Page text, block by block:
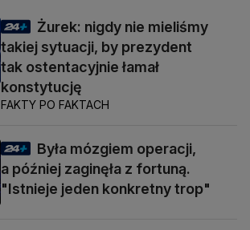
Żurek: nigdy nie mieliśmy
takiej sytuacji, by prezydent
tak ostentacyjnie łamał
konstytucję
FAKTY PO FAKTACH
Była mózgiem operacji,
a później zaginęła z fortuną.
"Istnieje jeden konkretny trop"